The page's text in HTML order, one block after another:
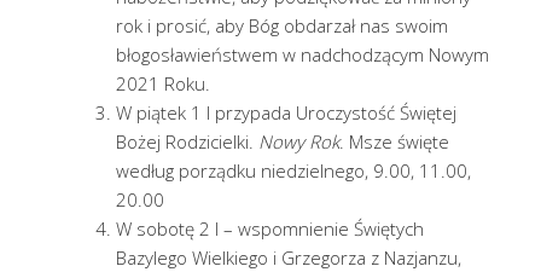
rok i prosić, aby Bóg obdarzał nas swoim
błogosławieństwem w nadchodzącym Nowym
2021 Roku.
W piątek 1 I przypada Uroczystość Świętej
Bożej Rodzicielki. Nowy Rok. Msze święte
według porządku niedzielnego, 9.00, 11.00,
20.00
W sobotę 2 I – wspomnienie Świętych
Bazylego Wielkiego i Grzegorza z Nazjanzu,